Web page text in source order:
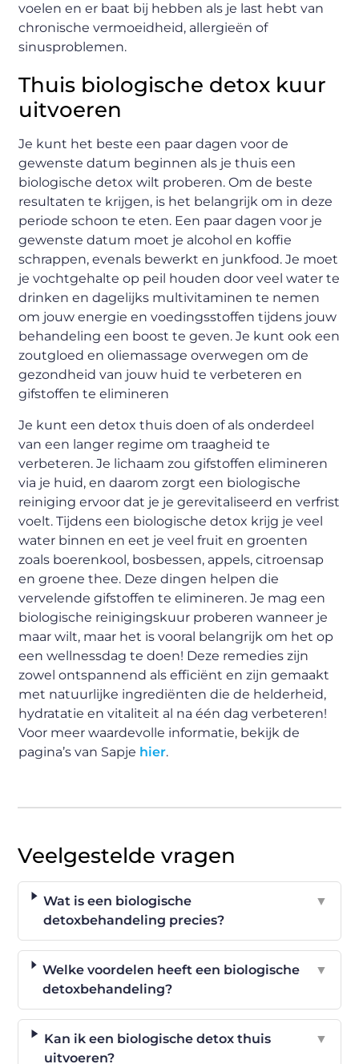
voelen en er baat bij hebben als je last hebt van
chronische vermoeidheid, allergieën of
sinusproblemen.
Thuis biologische detox kuur
uitvoeren
Je kunt het beste een paar dagen voor de
gewenste datum beginnen als je thuis een
biologische detox wilt proberen. Om de beste
resultaten te krijgen, is het belangrijk om in deze
periode schoon te eten. Een paar dagen voor je
gewenste datum moet je alcohol en koffie
schrappen, evenals bewerkt en junkfood. Je moet
je vochtgehalte op peil houden door veel water te
drinken en dagelijks multivitaminen te nemen
om jouw energie en voedingsstoffen tijdens jouw
behandeling een boost te geven. Je kunt ook een
zoutgloed en oliemassage overwegen om de
gezondheid van jouw huid te verbeteren en
gifstoffen te elimineren
Je kunt een detox thuis doen of als onderdeel
van een langer regime om traagheid te
verbeteren. Je lichaam zou gifstoffen elimineren
via je huid, en daarom zorgt een biologische
reiniging ervoor dat je je gerevitaliseerd en verfrist
voelt. Tijdens een biologische detox krijg je veel
water binnen en eet je veel fruit en groenten
zoals boerenkool, bosbessen, appels, citroensap
en groene thee. Deze dingen helpen die
vervelende gifstoffen te elimineren. Je mag een
biologische reinigingskuur proberen wanneer je
maar wilt, maar het is vooral belangrijk om het op
een wellnessdag te doen! Deze remedies zijn
zowel ontspannend als efficiënt en zijn gemaakt
met natuurlijke ingrediënten die de helderheid,
hydratatie en vitaliteit al na één dag verbeteren!
Voor meer waardevolle informatie, bekijk de
pagina’s van Sapje hier.
Veelgestelde vragen
Wat is een biologische
detoxbehandeling precies?
▼
Welke voordelen heeft een biologische
detoxbehandeling?
▼
Kan ik een biologische detox thuis
uitvoeren?
▼